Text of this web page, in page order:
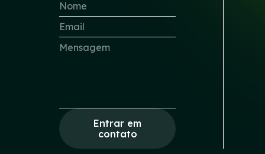
Entrar em
contato